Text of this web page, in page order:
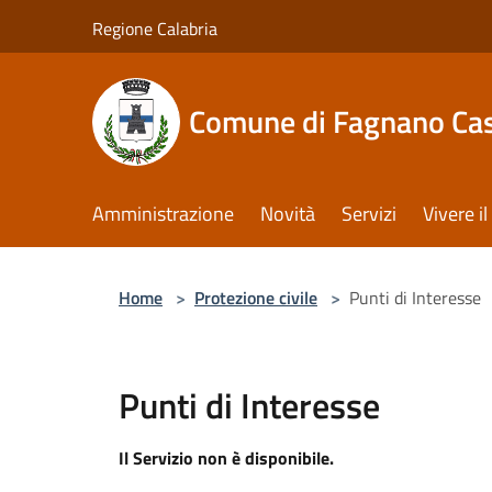
Regione Calabria
Comune di Fagnano
Amministrazione Novità Servizi Vivere
Home > Protezione civile > Punti di Interesse
Punti di Interesse
Il Servizio non è disponibile.